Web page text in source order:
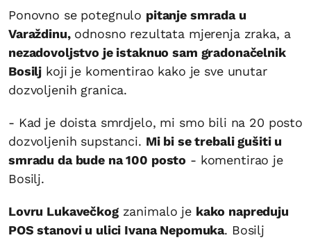
Ponovno se potegnulo pitanje smrada u
Varaždinu,odnosno rezultata mjerenja zraka, a
nezadovoljstvo je istaknuo sam gradonačelnik
Bosilj koji je komentirao kako je sve unutar
dozvoljenih granica.
- Kad je doista smrdjelo, mi smo bili na 20 posto
dozvoljenih supstanci. Mi bi se trebali gušiti u
smradu da bude na 100 posto - komentirao je
Bosilj.
Lovru Lukavečkogzanimalo je kako napreduju
POS stanovi u ulici Ivana Nepomuka. Bosilj